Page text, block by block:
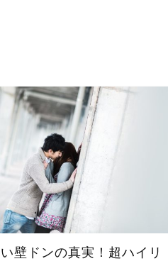
壁ドンの真実！超ハイリ